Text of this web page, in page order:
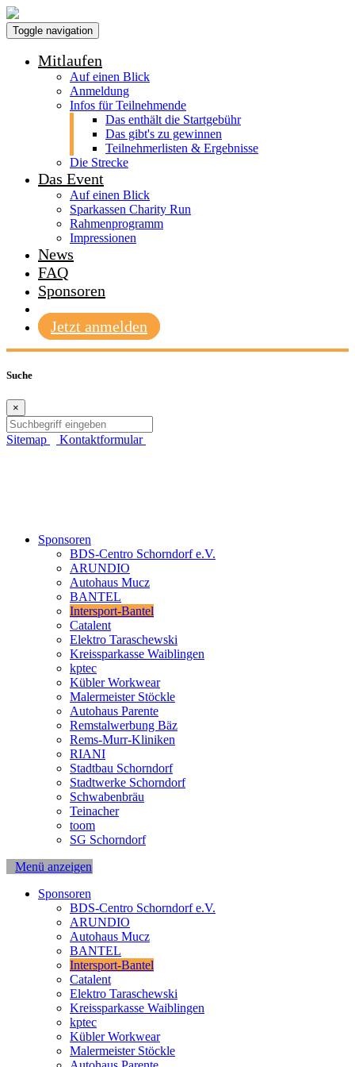
Toggle navigation
Mitlaufen
Auf einen Blick
Anmeldung
Infos für Teilnehmende
Das enthält die Startgebühr
Das gibt's zu gewinnen
Teilnehmerlisten & Ergebnisse
Die Strecke
Das Event
Auf einen Blick
Sparkassen Charity Run
Rahmenprogramm
Impressionen
News
FAQ
Sponsoren
Jetzt anmelden
Suche
×
Sitemap Kontaktformular
Sponsoren
BDS-Centro Schorndorf e.V.
ARUNDIO
Autohaus Mucz
BANTEL
Intersport-Bantel
Catalent
Elektro Taraschewski
Kreissparkasse Waiblingen
kptec
Kübler Workwear
Malermeister Stöckle
Autohaus Parente
Remstalwerbung Bäz
Rems-Murr-Kliniken
RIANI
Stadtbau Schorndorf
Stadtwerke Schorndorf
Schwabenbräu
Teinacher
toom
SG Schorndorf
Menü anzeigen
Sponsoren
BDS-Centro Schorndorf e.V.
ARUNDIO
Autohaus Mucz
BANTEL
Intersport-Bantel
Catalent
Elektro Taraschewski
Kreissparkasse Waiblingen
kptec
Kübler Workwear
Malermeister Stöckle